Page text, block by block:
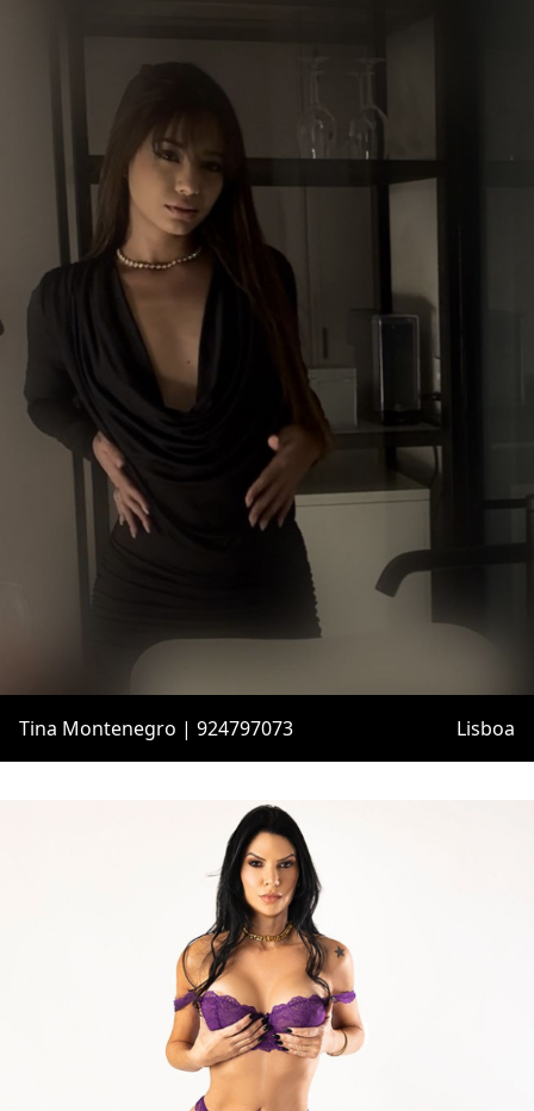
Tina Montenegro | 924797073 Lisboa